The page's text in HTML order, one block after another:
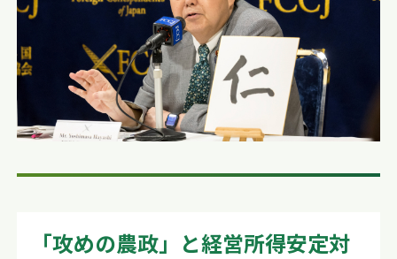
「攻めの農政」と経営所得安定対